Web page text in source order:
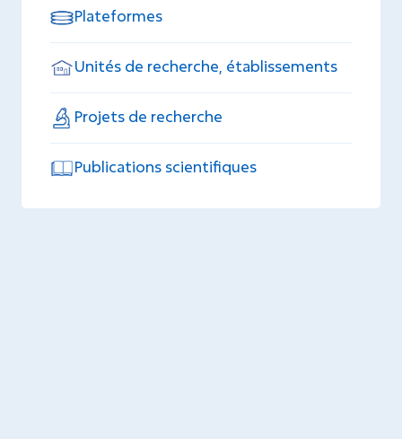
Plateformes
Unités de recherche, établissements
Projets de recherche
Publications scientifiques